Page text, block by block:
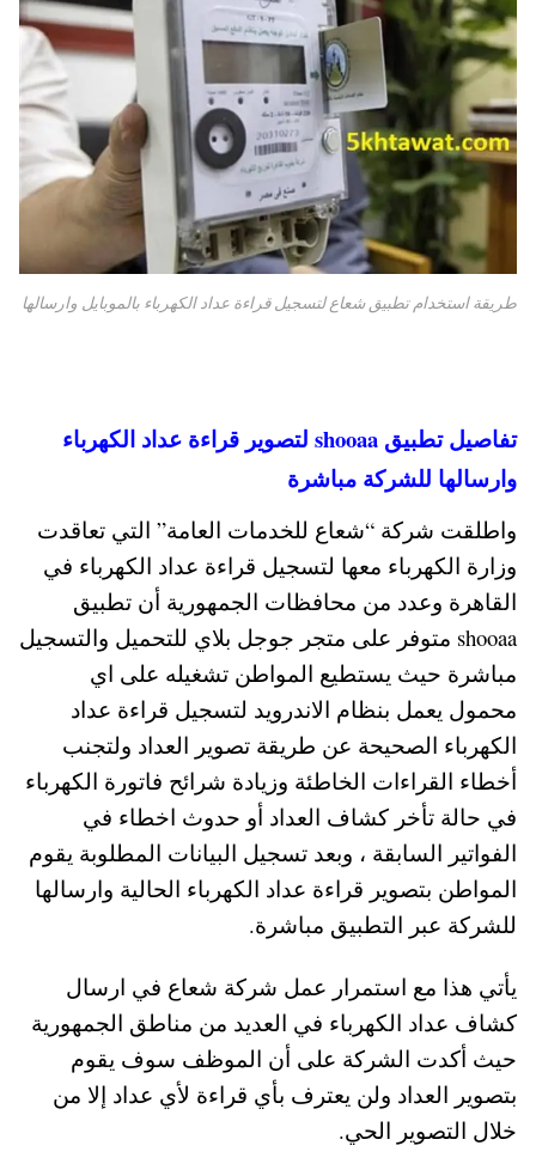
طريقة استخدام تطبيق شعاع لتسجيل قراءة عداد الكهرباء بالموبايل وارسالها
تفاصيل تطبيق shooaa لتصوير قراءة عداد الكهرباء
وارسالها للشركة مباشرة
واطلقت شركة “شعاع للخدمات العامة” التي تعاقدت
وزارة الكهرباء معها لتسجيل قراءة عداد الكهرباء في
القاهرة وعدد من محافظات الجمهورية أن تطبيق
shooaa متوفر على متجر جوجل بلاي للتحميل والتسجيل
مباشرة حيث يستطيع المواطن تشغيله على اي
محمول يعمل بنظام الاندرويد لتسجيل قراءة عداد
الكهرباء الصحيحة عن طريقة تصوير العداد ولتجنب
أخطاء القراءات الخاطئة وزيادة شرائح فاتورة الكهرباء
في حالة تأخر كشاف العداد أو حدوث اخطاء في
الفواتير السابقة ، وبعد تسجيل البيانات المطلوبة يقوم
المواطن بتصوير قراءة عداد الكهرباء الحالية وارسالها
للشركة عبر التطبيق مباشرة.
يأتي هذا مع استمرار عمل شركة شعاع في ارسال
كشاف عداد الكهرباء في العديد من مناطق الجمهورية
حيث أكدت الشركة على أن الموظف سوف يقوم
بتصوير العداد ولن يعترف بأي قراءة لأي عداد إلا من
خلال التصوير الحي.